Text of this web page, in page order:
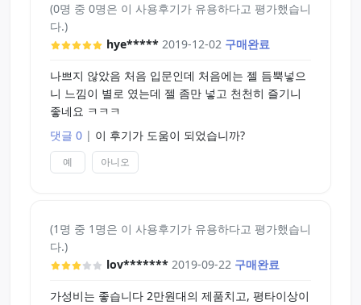
(0명 중 0명은 이 사용후기가 유용하다고 평가했습니
다.)
hye***** 2019-12-02 구매완료
나쁘지 않았음 처음 입문인데 처음에는 젤 듬뿍넣으
니 느낌이 별로 였는데 젤 좀만 넣고 천천히 즐기니
좋네요 ㅋㅋㅋ
댓글 0 | 이 후기가 도움이 되었습니까?
예 아니오
(1명 중 1명은 이 사용후기가 유용하다고 평가했습니
다.)
lov******* 2019-09-22 구매완료
가성비는 좋습니다 2만원대의 제품치고, 평타이상이